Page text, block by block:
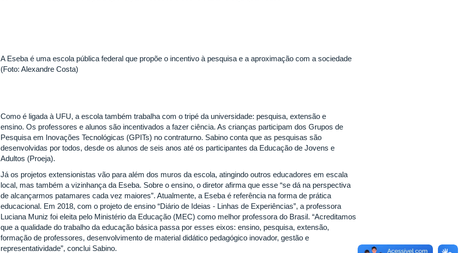
A Eseba é uma escola pública federal que propõe o incentivo à pesquisa e a aproximação com a sociedade
(Foto: Alexandre Costa)
Como é ligada à UFU, a escola também trabalha com o tripé da universidade: pesquisa, extensão e
ensino. Os professores e alunos são incentivados a fazer ciência. As crianças participam dos Grupos de
Pesquisa em Inovações Tecnológicas (GPITs) no contraturno. Sabino conta que as pesquisas são
desenvolvidas por todos, desde os alunos de seis anos até os participantes da Educação de Jovens e
Adultos (Proeja).
Já os projetos extensionistas vão para além dos muros da escola, atingindo outros educadores em escala
local, mas também a vizinhança da Eseba. Sobre o ensino, o diretor afirma que esse “se dá na perspectiva
de alcançarmos patamares cada vez maiores”. Atualmente, a Eseba é referência na forma de prática
educacional. Em 2018, com o projeto de ensino “Diário de Ideias - Linhas de Experiências”, a professora
Luciana Muniz foi eleita pelo Ministério da Educação (MEC) como melhor professora do Brasil. “Acreditamos
que a qualidade do trabalho da educação básica passa por esses eixos: ensino, pesquisa, extensão,
formação de professores, desenvolvimento de material didático pedagógico inovador, gestão e
representatividade”, conclui Sabino.